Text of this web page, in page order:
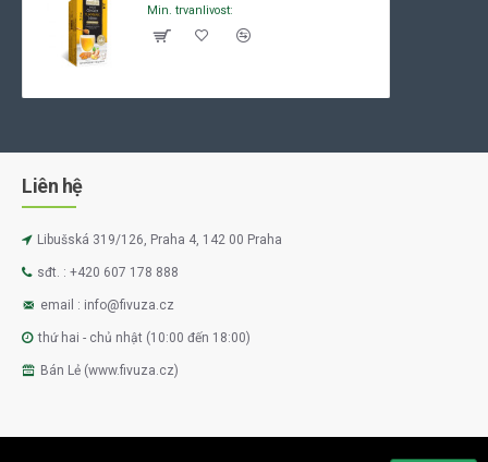
Min. trvanlivost:
Liên hệ
Libušská 319/126, Praha 4, 142 00 Praha
sđt. : +420 607 178 888
email : info@fivuza.cz
thứ hai - chủ nhật (10:00 đến 18:00)
Bán Lẻ (www.fivuza.cz)